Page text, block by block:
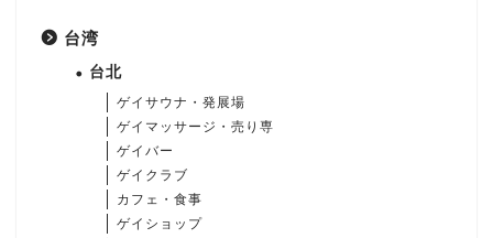
台湾
台北
ゲイサウナ・発展場
ゲイマッサージ・売り専
ゲイバー
ゲイクラブ
カフェ・食事
ゲイショップ